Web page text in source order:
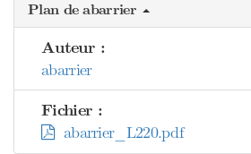
Plan de abarrier
Auteur :
abarrier
Fichier :
abarrier_L220.pdf